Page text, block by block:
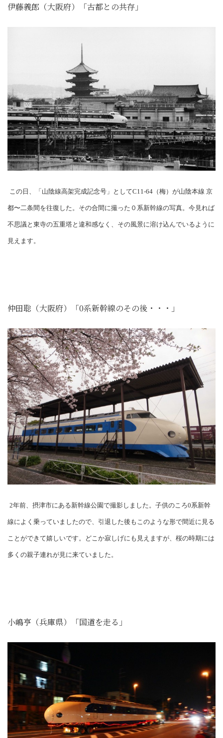
伊藤義郎（大阪府）「古都との共存」
この日、「山陰線高架完成記念号」としてC11-64（梅）が山陰本線 京
都〜二条間を往復した。その合間に撮った０系新幹線の写真。今見れば
不思議と東寺の五重塔と違和感なく、その風景に溶け込んでいるように
見えます。
仲田聡（大阪府）「0系新幹線のその後・・・」
2年前、摂津市にある新幹線公園で撮影しました。子供のころ0系新幹
線によく乗っていましたので、引退した後もこのような形で間近に見る
ことができて嬉しいです。どこか寂しげにも見えますが、桜の時期には
多くの親子連れが見に来ていました。
小嶋亨（兵庫県）「国道を走る」